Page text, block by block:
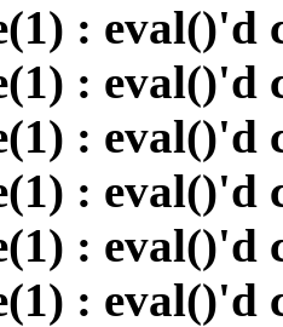
: eval()'d
: eval()'d
: eval()'d
: eval()'d
: eval()'d
: eval()'d